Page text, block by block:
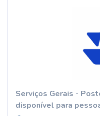
Serviços Gerais -
disponível para